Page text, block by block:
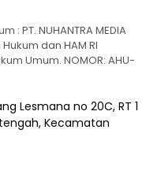
: PT. NUHANTRA MEDIA
dan HAM RI
Umum. NOMOR: AHU-
Lesmana no 20C, RT 1
Kecamatan